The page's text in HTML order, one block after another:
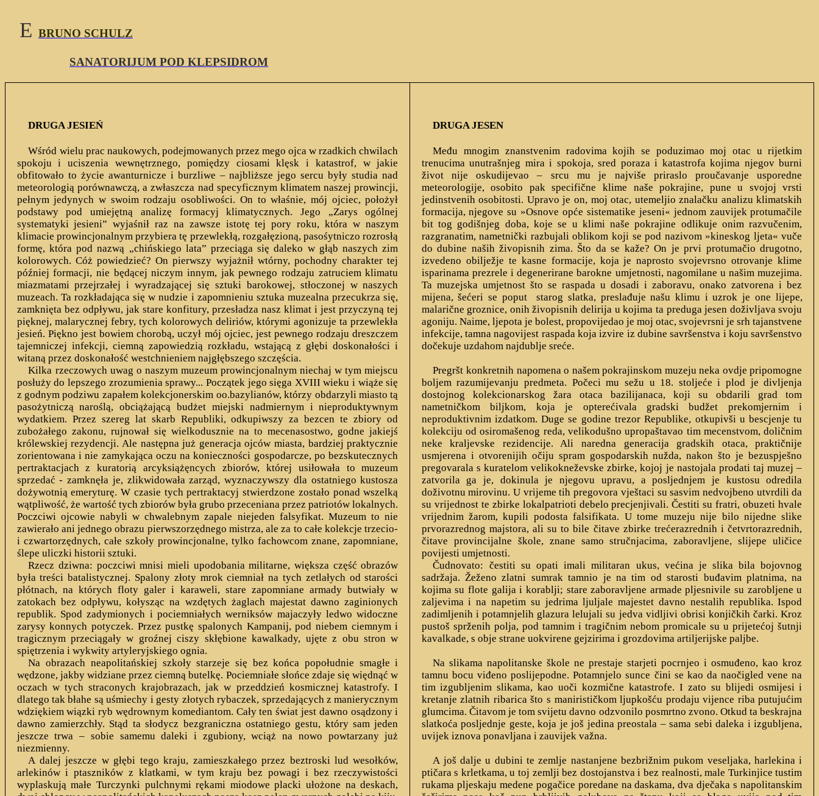
E BRUNO SCHULZ
SANATORIJUM POD KLEPSIDROM
DRUGA JESIEŃ DRUGA JESEN
Wśród wielu prac naukowych, podejmowanych przez mego ojca w rzadkich chwilach
spokoju i uciszenia wewnętrznego, pomiędzy ciosami klęsk i katastrof, w jakie
obfitowało to życie awanturnicze i burzliwe – najbliższe jego sercu były studia nad
meteorologią porównawczą, a zwłaszcza nad specyficznym klimatem naszej prowincji,
pełnym jedynych w swoim rodzaju osobliwości. On to właśnie, mój ojciec, położył
podstawy pod umiejętną analizę formacyj klimatycznych. Jego „Zarys ogólnej
systematyki jesieni” wyjaśnił raz na zawsze istotę tej pory roku, która w naszym
klimacie prowincjonalnym przybiera tę przewlekłą, rozgałęzioną, pasośytniczo rozrosłą
formę, która pod nazwą „chińskiego lata” przeciąga się daleko w głąb naszych zim
kolorowych. Cóż powiedzieć? On pierwszy wyjażnił wtórny, pochodny charakter tej
później formacji, nie będącej niczym innym, jak pewnego rodzaju zatruciem klimatu
miazmatami przejrzałej i wyradzającej się sztuki barokowej, stłoczonej w naszych
muzeach. Ta rozkładająca się w nudzie i zapomnieniu sztuka muzealna przecukrza się,
zamknięta bez odpływu, jak stare konfitury, przesładza nasz klimat i jest przyczyną tej
pięknej, malarycznej febry, tych kolorowych deliriów, którymi agonizuje ta przewlekła
jesień. Piękno jest bowiem chorobą, uczył mój ojciec, jest pewnego rodzaju dreszczem
tajemniczej infekcji, ciemną zapowiedzią rozkładu, wstającą z głębi doskonałości i
witaną przez doskonałość westchnieniem najgłębszego szczęścia.
Među mnogim znanstvenim radovima kojih se poduzimao moj otac u rijetkim
trenucima unutrašnjeg mira i spokoja, sred poraza i katastrofa kojima njegov burni
život nije oskudijevao – srcu mu je najviše priraslo proučavanje usporedne
meteorologije, osobito pak specifične klime naše pokrajine, pune u svojoj vrsti
jedinstvenih osobitosti. Upravo je on, moj otac, utemeljio znalačku analizu klimatskih
formacija, njegove su »Osnove opće sistematike jeseni« jednom zauvijek protumačile
bit tog godišnjeg doba, koje se u klimi naše pokrajine odlikuje onim razvučenim,
razgranatim, nametnički razbujali oblikom koji se pod nazivom »kineskog ljeta« vuče
do dubine naših živopisnih zima. Što da se kaže? On je prvi protumačio drugotno,
izvedeno obilježje te kasne formacije, koja je naprosto svojevrsno otrovanje klime
isparinama prezrele i degenerirane barokne umjetnosti, nagomilane u našim muzejima.
Ta muzejska umjetnost što se raspada u dosadi i zaboravu, onako zatvorena i bez
mijena, šećeri se poput
starog slatka, preslađuje našu klimu i uzrok je one lijepe,
malarične groznice, onih živopisnih delirija u kojima ta preduga jesen doživljava svoju
agoniju. Naime, ljepota je bolest, propovijedao je moj otac, svojevrsni je srh tajanstvene
infekcije, tamna nagovijest raspada koja izvire iz dubine savršenstva i koju savršenstvo
dočekuje uzdahom najdublje sreće.
Kilka rzeczowych uwag o naszym muzeum prowincjonalnym niechaj w tym miejscu
posłuży do lepszego zrozumienia sprawy... Początek jego sięga XVIII wieku i wiąże się
z godnym podziwu zapałem kolekcjonerskim oo.bazylianów, którzy obdarzyli miasto tą
pasożytniczą naroślą, obciążającą budżet miejski nadmiernym i nieproduktywnym
wydatkiem. Przez szereg lat skarb Republiki, odkupiwszy za bezcen te zbiory od
zubożałego zakonu, rujnował się wielkodusznie na to mecenasostwo, godne jakiejś
królewskiej rezydencji. Ale następna już generacja ojców miasta, bardziej praktycznie
zorientowana i nie zamykająca oczu na konieczności gospodarcze, po bezskutecznych
pertraktacjach z kuratorią arcyksiążęncych zbiorów, której usiłowała to muzeum
sprzedać - zamknęła je, zlikwidowała zarząd, wyznaczywszy dla ostatniego kustosza
dożywotnią emeryturę. W czasie tych pertraktacyj stwierdzone zostało ponad wszelką
wątpliwość, że wartość tych zbiorów była grubo przeceniana przez patriotów lokalnych.
Poczciwi ojcowie nabyli w chwalebnym zapale niejeden falsyfikat. Muzeum to nie
zawierało ani jednego obrazu pierwszorzędnego mistrza, ale za to całe kolekcje trzecio-
i czwartorzędnych, całe szkoły prowincjonalne, tylko fachowcom znane, zapomniane,
ślepe uliczki historii sztuki.
Pregršt konkretnih napomena o našem pokrajinskom muzeju neka ovdje pripomogne
boljem razumijevanju predmeta. Počeci mu sežu u 18. stoljeće i plod je divljenja
dostojnog kolekcionarskog žara otaca bazilijanaca, koji su obdarili grad tom
nametničkom biljkom, koja je opterećivala gradski budžet prekomjernim i
neproduktivnim izdatkom. Duge se godine trezor Republike, otkupivši u bescjenje tu
kolekciju od osiromašenog reda, velikodušno upropaštavao tim mecenstvom, doličnim
neke kraljevske rezidencije. Ali naredna generacija gradskih otaca, praktičnije
usmjerena i otvorenijih očiju spram gospodarskih nužda, nakon što je bezuspješno
pregovarala s kuratelom velikokneževske zbirke, kojoj je nastojala prodati taj muzej –
zatvorila ga je, dokinula je njegovu upravu, a posljednjem je kustosu odredila
doživotnu mirovinu. U vrijeme tih pregovora vještaci su sasvim nedvojbeno utvrdili da
su vrijednost te zbirke lokalpatrioti debelo precjenjivali. Čestiti su fratri, obuzeti hvale
vrijednim žarom, kupili podosta falsifikata. U tome muzeju nije bilo nijedne slike
prvorazrednog majstora, ali su to bile čitave zbirke trećerazrednih i četvrtorazrednih,
čitave provincijalne škole, znane samo stručnjacima, zaboravljene, slijepe uličice
povijesti umjetnosti.
Rzecz dziwna: poczciwi mnisi mieli upodobania militarne, większa część obrazów
była treści batalistycznej. Spalony złoty mrok ciemniał na tych zetlałych od starości
płótnach, na których floty galer i karaweli, stare zapomniane armady butwiały w
zatokach bez odpływu, kołysząc na wzdętych żaglach majestat dawno zaginionych
republik. Spod zadymionych i pociemniałych werniksów majaczyły ledwo widoczne
zarysy konnych potyczek. Przez pustkę spalonych Kampanij, pod niebem ciemnym i
tragicznym przeciągały w groźnej ciszy skłębione kawalkady, ujęte z obu stron w
spiętrzenia i wykwity artyleryjskiego ognia.
Čudnovato: čestiti su opati imali militaran ukus, većina je slika bila bojovnog
sadržaja. Žeženo zlatni sumrak tamnio je na tim od starosti buđavim platnima, na
kojima su flote galija i korablji; stare zaboravljene armade pljesnivile su zarobljene u
zaljevima i na napetim su jedrima ljuljale majestet davno nestalih republika. Ispod
zadimljenih i potamnjelih glazura lelujali su jedva vidljivi obrisi konjičkih čarki. Kroz
pustoš sprženih polja, pod tamnim i tragičnim nebom promicale su u prijetećoj šutnji
kavalkade, s obje strane uokvirene gejzirima i grozdovima artiljerijske paljbe.
Na obrazach neapolitańskiej szkoły starzeje się bez końca popołudnie smagłe i
wędzone, jakby widziane przez ciemną butelkę. Pociemniałe słońce zdaje się więdnąć w
oczach w tych straconych krajobrazach, jak w przeddzień kosmicznej katastrofy. I
dlatego tak błahe są uśmiechy i gesty złotych rybaczek, sprzedających z manierycznym
wdziękiem wiązki ryb wędrownym komediantom. Cały ten świat jest dawno osądzony i
dawno zamierzchły. Stąd ta słodycz bezgraniczna ostatniego gestu, który sam jeden
jeszcze trwa – sobie samemu daleki i zgubiony, wciąż na nowo powtarzany już
niezmienny.
Na slikama napolitanske škole ne prestaje starjeti pocrnjeo i osmuđeno, kao kroz
tamnu bocu viđeno poslijepodne. Potamnjelo sunce čini se kao da naočigled vene na
tim izgubljenim slikama, kao uoči kozmične katastrofe. I zato su blijedi osmijesi i
kretanje zlatnih ribarica što s manirističkom ljupkošću prodaju vijence riba putujućim
glumcima. Čitavom je tom svijetu davno odzvonilo posmrtno zvono. Otkud ta beskrajna
slatkoća posljednje geste, koja je još jedina preostala – sama sebi daleka i izgubljena,
uvijek iznova ponavljana i zauvijek važna.
A dalej jeszcze w głębi tego kraju, zamieszkałego przez beztroski lud wesołków,
arlekinów i ptaszników z klatkami, w tym kraju bez powagi i bez rzeczywistości
wyplaskują małe Turczynki pulchnymi rękami miodowe placki ułożone na deskach,
A još dalje u dubini te zemlje nastanjene bezbrižnim pukom veseljaka, harlekina i
ptičara s krletkama, u toj zemlji bez dostojanstva i bez realnosti, male Turkinjice tustim
rukama pljeskaju medene pogačice poredane na daskama, dva dječaka s napolitanskim